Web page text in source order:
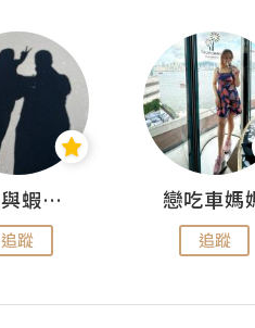
窩夫與蝦子餅
追蹤
戀吃車媽
追蹤